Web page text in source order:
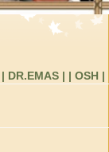
| DR.EMAS | | OSH |